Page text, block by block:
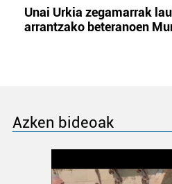
Unai Urkia zegamarrak
arrantzako beteranoen
Azken bideoak